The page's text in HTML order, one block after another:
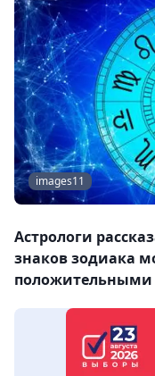
images11
Астрологи
знаков зодиака